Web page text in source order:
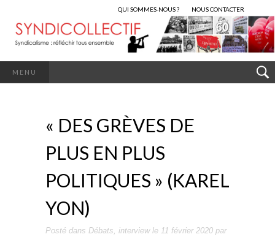
QUI SOMMES-NOUS ? NOUS CONTACTER
MENU
« DES GRÈVES DE
PLUS EN PLUS
POLITIQUES » (KAREL
YON)
Posté dans Débats, interviewle 11 février 2020 par